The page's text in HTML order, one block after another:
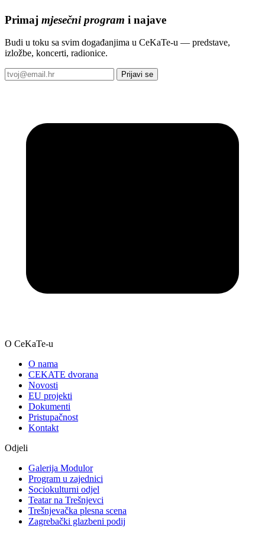
Primaj mjesečni program i najave
Budi u toku sa svim događanjima u CeKaTe-u — predstave,
izložbe, koncerti, radionice.
Prijavi se
O CeKaTe-u
O nama
CEKATE dvorana
Novosti
EU projekti
Dokumenti
Pristupačnost
Kontakt
Odjeli
Galerija Modulor
Program u zajednici
Sociokulturni odjel
Teatar na Trešnjevci
Trešnjevačka plesna scena
Zagrebački glazbeni podij